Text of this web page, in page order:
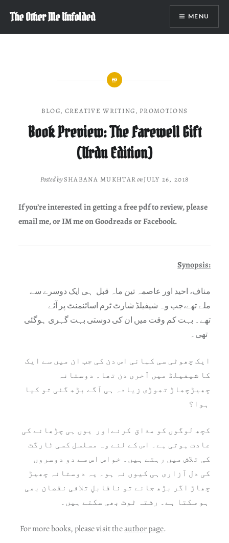
content
The Other Me Unfolded MENU
BLOG, CREATIVE WRITING, PROMOTIONS
Book Preview: The Farewell Gift
(Urdu Edition)
Posted bySHABANA MUKHTARonJULY 26, 2018
If you’re interested in getting a free pdf to review, please
email me, or IM me on Goodreads or Facebook.
Synopsis:
مناف، احید اور عاصمہ تین ماہ قبل ہی ایک دوسرے سے
ملے تھے،جب وہ شیفیلڈ شارٹ ٹرم اسائنمنٹ پر آئے
تھے۔ بہت کم وقت میں ان کی دوستی بہت گہری ہوگئی
ایک چھوٹی سی کہانی اس دن کی جب ان میں سے ایک
کا شیفیلڈ میں آخری دن تھا۔ دوستانہ
چھیڑچھاڑ تھوڑی زیادہ ہی آگے بڑھ گئی تو کیا
ہوا؟
کچھ لوگوں کو مذاق کرنےاور یوں ہی چڑھانے کی
عادت ہوتی ہے۔ اس کے لئے وہ مسلسل کسی ٹارگٹ
کی تلاش میں رہتے ہیں۔ خواس اس سے دو دوسروں
کی دل آزاری ہی کیوں نہ ہو۔ یہ دوستانہ چھیڑ
چھاڑ اگر بڑھ جائے تو ناقابلِ تلافی نقصان بھی
ہو سکتا ہے۔ رشتہ ٹوٹ بھی سکتے ہیں۔
For more books, please visit theauthor page.